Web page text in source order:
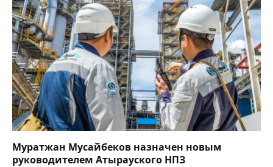
Муратжан Мусайбеков назначен новым
руководителем Атырауского НПЗ